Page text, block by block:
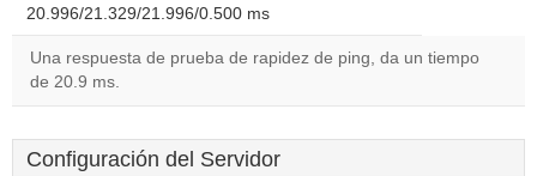
20.996/21.329/21.996/0.500 ms
Una respuesta de prueba de rapidez de ping, da un tiempo
de 20.9 ms.
Configuración del Servidor